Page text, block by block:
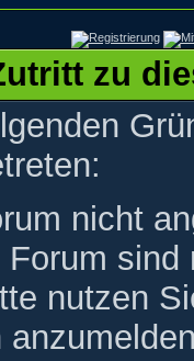
zu
nicht
nutzen